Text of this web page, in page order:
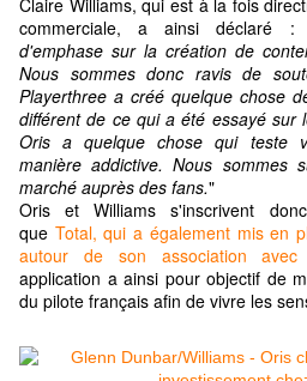
Claire Williams, qui est à la fois
commerciale, a ainsi déclaré
d'emphase sur la création de
Nous sommes donc ravis de
Playerthree a créé quelque chose
différent de ce qui a été essayé sur
Oris a quelque chose qui teste
manière addictive. Nous
marché auprès des fans."
Oris et Williams s'inscrivent
que Total, qui a également mis en
autour de son association avec
application a ainsi pour objectif de
du pilote français afin de vivre les